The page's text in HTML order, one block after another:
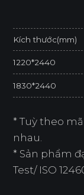
Kích thước(mm)
1220*2440
1830*2440
* Tuỳ theo
nhau.
* Sản phẩm
Test/ ISO